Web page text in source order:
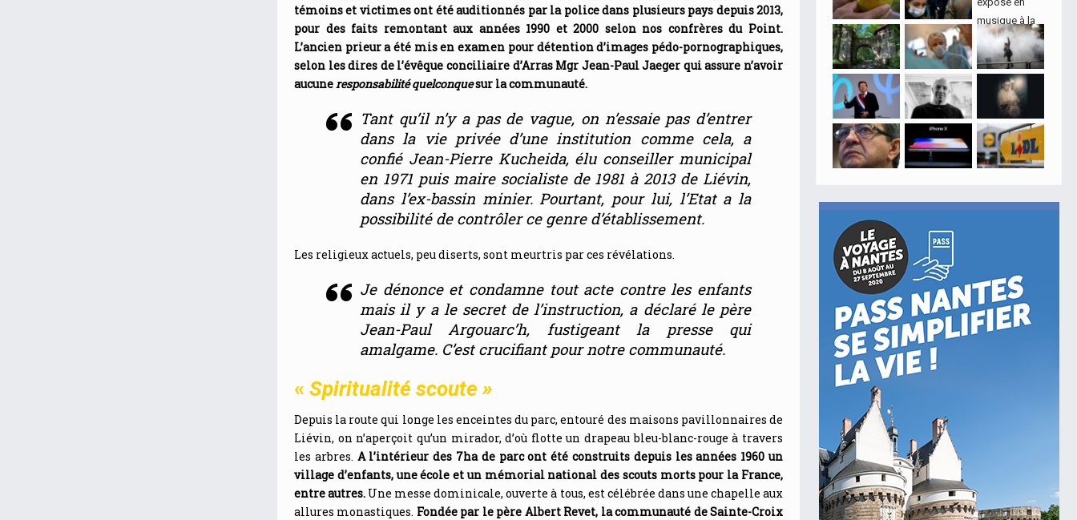
témoins et victimes ont été auditionnés par la police dans plusieurs pays depuis 2013,
pour des faits remontant aux années 1990 et 2000 selon nos confrères du Point.
L’ancien prieur a été mis en examen pour détention d’images pédo-pornographiques,
selon les dires de l’évêque conciliaire d’Arras Mgr Jean-Paul Jaeger qui assure n’avoir
aucuneresponsabilité quelconquesur la communauté.
Tant qu’il n’y a pas de vague, on n’essaie pas d’entrer
dans la vie privée d’une institution comme cela, a
confié Jean-Pierre Kucheida, élu conseiller municipal
en 1971 puis maire socialiste de 1981 à 2013 de Liévin,
dans l’ex-bassin minier. Pourtant, pour lui, l’Etat a la
possibilité de contrôler ce genre d’établissement.
Les religieux actuels, peu diserts, sont meurtris par ces révélations.
Je dénonce et condamne tout acte contre les enfants
mais il y a le secret de l’instruction, a déclaré le père
Jean-Paul Argouarc’h, fustigeant la presse qui
amalgame. C’est crucifiant pour notre communauté.
« Spiritualité scoute »
Depuis la route qui longe les enceintes du parc, entouré des maisons pavillonnaires de
Liévin, on n’aperçoit qu’un mirador, d’où flotte un drapeau bleu-blanc-rouge à travers
les arbres. A l’intérieur des 7ha de parc ont été construits depuis les années 1960 un
village d’enfants, une école et un mémorial national des scouts morts pour la France,
entre autres. Une messe dominicale, ouverte à tous, est célébrée dans une chapelle aux
allures monastiques. Fondée par le père Albert Revet, la communauté de Sainte-Croix